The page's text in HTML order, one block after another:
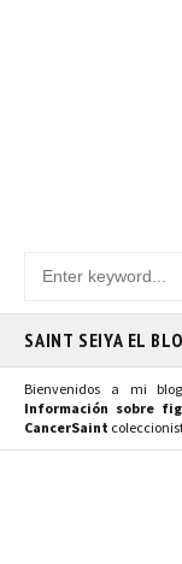
SAINT SEIYA EL
Bienvenidos a mi
Información sobre
CancerSaint